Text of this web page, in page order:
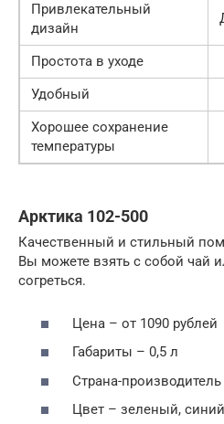
Привлекательный
дизайн
Простота в уходе
Удобный
Хорошее сохранение
температуры
Арктика 102-500
Качественный и стильный
Вы можете взять с собой чай
согреться.
Цена – от 1090 рублей
Габариты – 0,5 л
Страна-
Цвет – зеленый, синий